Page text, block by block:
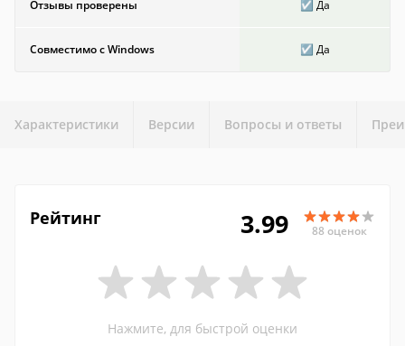
Отзывы проверены ☑️ Да
Совместимо с Windows ☑️ Да
Характеристики Версии Вопросы и ответы
Рейтинг 3.99 88 оценок
Нажмите, для быстрой оценки